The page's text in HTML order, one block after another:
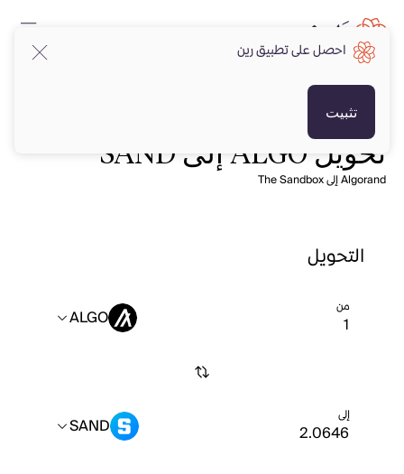
تحويل ALGO إلى SAND
Algorand إلى The Sandbox
التحويل
من ALGO
إلى SAND
احصل على تطبيق رين
تثبيت